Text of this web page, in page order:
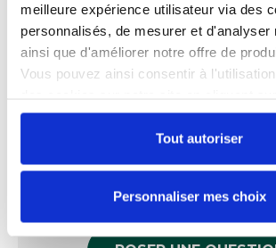
meilleure expérience utilisateur via des
personnalisés, de mesurer et d'analyser
ainsi que d'améliorer notre offre de
Vous pouvez ainsi consentir à
autoriser". Cependant, si vous ne
certains types de cookies, veuillez
"Personnaliser mes choix".
Tout autoriser
Personnaliser mes choix
Plusieurs coloris disponible.
Matière
Documents téléchargeables
FPP_0109308965.PDF
Échangez par écrit